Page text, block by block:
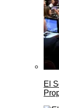
El